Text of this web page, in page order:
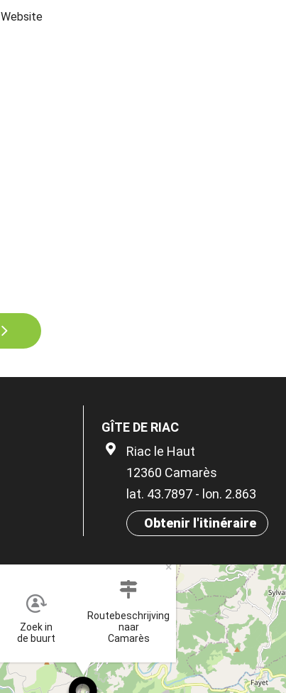
Website
GÎTE DE RIAC
Riac le Haut
12360 Camarès
lat. 43.7897 - lon. 2.863
Obtenir l'itinéraire
Zoek in
de buurt
Routebeschrijving
naar
Camarès
×